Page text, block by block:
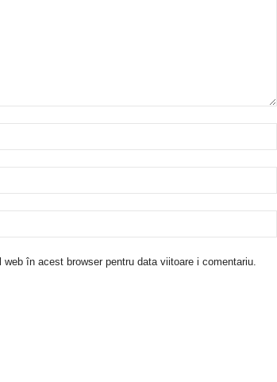
în acest browser pentru data viitoare i comentariu.